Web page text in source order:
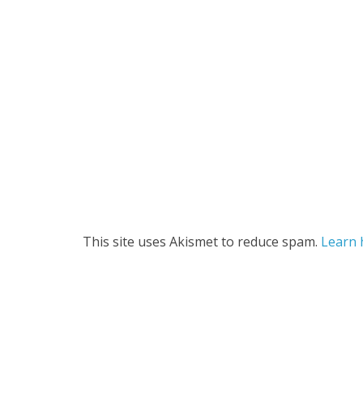
This site uses Akismet to reduce spam. Learn